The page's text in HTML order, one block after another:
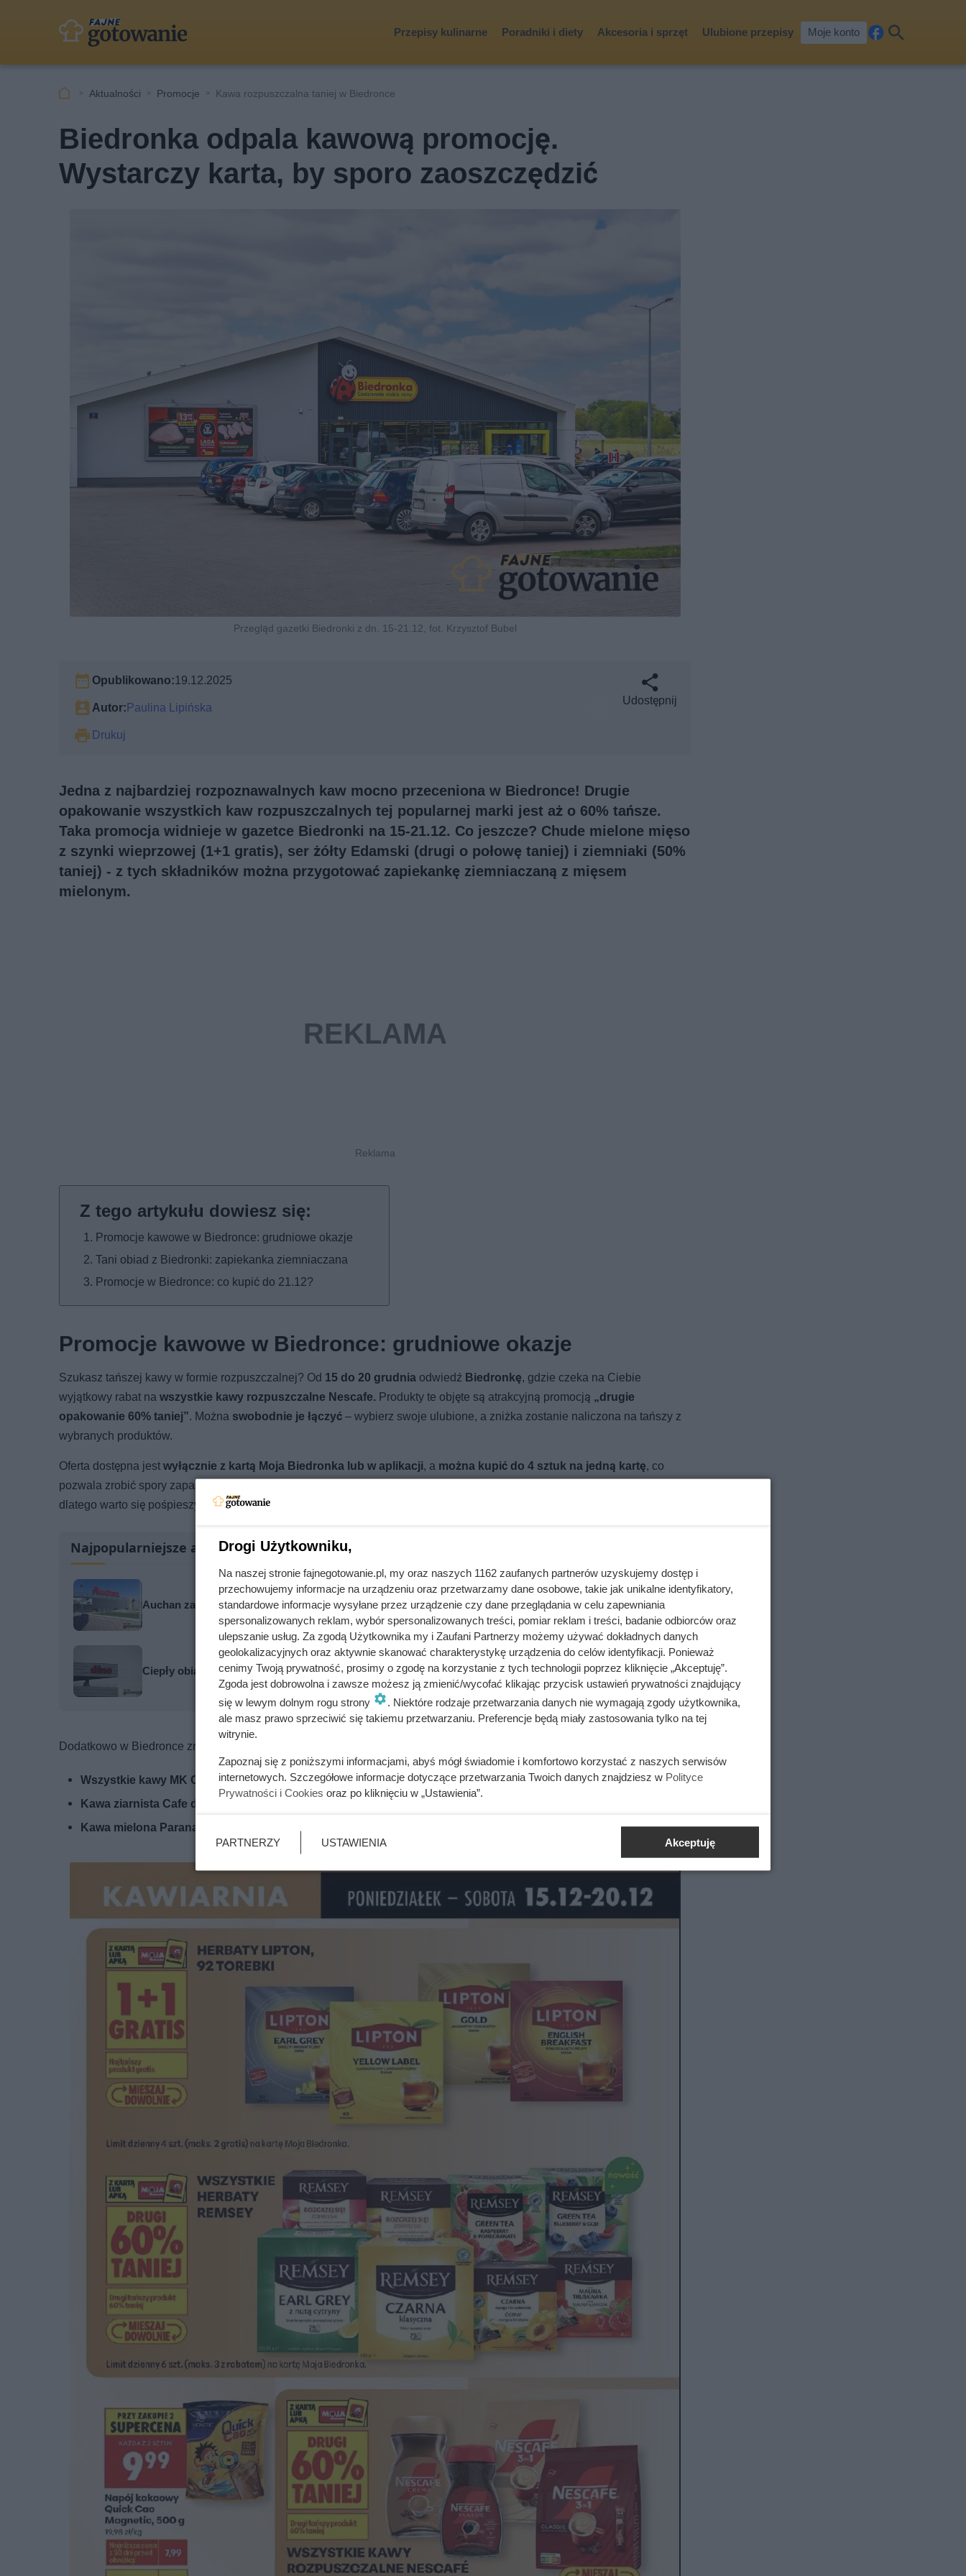
Przepisy kulinarne Poradniki i diety Akcesoria i sprzęt Ulubione przepisy Moje konto
cebkaj
Aktualności Promocje Kawa rozpuszczalna taniej w Biedronce
Biedronka odpala kawową promocję.
Wystarczy karta, by sporo zaoszczędzić
Przegląd gazetki Biedronki z dn. 15-21.12, fot. Krzysztof Bubel
Opublikowano:19.12.2025
Autor:Paulina Lipińska
Drukuj
Udostępnij
Jedna z najbardziej rozpoznawalnych kaw mocno przeceniona w Biedronce! Drugie
opakowanie wszystkich kaw rozpuszczalnych tej popularnej marki jest aż o 60% tańsze.
Taka promocja widnieje w gazetce Biedronki na 15-21.12. Co jeszcze? Chude mielone mięso
z szynki wieprzowej (1+1 gratis), ser żółty Edamski (drugi o połowę taniej) i ziemniaki (50%
taniej) - z tych składników można przygotować zapiekankę ziemniaczaną z mięsem
mielonym.
Promocje kawowe w Biedronce: grudniowe okazje
Tani obiad z Biedronki: zapiekanka ziemniaczana
Promocje w Biedronce: co kupić do 21.12?
Promocje kawowe w Biedronce: grudniowe okazje
Szukasz tańszej kawy w formie rozpuszczalnej? Od 15 do 20 grudnia odwiedź Biedronkę, gdzie czeka na Ciebie
wyjątkowy rabat na wszystkie kawy rozpuszczalne Nescafe. Produkty te objęte są atrakcyjną promocją „drugie
opakowanie 60% taniej”. Można swobodnie je łączyć – wybierz swoje ulubione, a zniżka zostanie naliczona na tańszy z
wybranych produktów.
Oferta dostępna jest wyłącznie z kartą Moja Biedronka lub w aplikacji, a można kupić do 4 sztuk na jedną kartę, co
pozwala zrobić spory zapas ulubionej kawy w korzystnej cenie. To jedna z tych promocji, które szybko znikają z półek,
dlatego warto się pośpieszyć.
Najpopularniejsze artykuły
Auchan zaczyna wielką przecenę. Gotowe dania taniej, a rabaty dochodzą do 90%
Ciepły obiad za mniej niż 6 zł. Ta promocja w Dino potrwa tylko kilka dni
Dodatkowo w Biedronce znajdziesz inne zniżki:
Wszystkie kawy MK Cafe – identyczna oferta:drugie opakowanie 60% taniej
Kawa ziarnista Cafe d’or Oro 1 kg
20 zł taniej
Kawa mielona Parana Cafe d’or 500 g
21,99 zł
Drogi Użytkowniku,
Na naszej stronie fajnegotowanie.pl, my oraz naszych 1162 zaufanych partnerów uzyskujemy dostęp i
przechowujemy informacje na urządzeniu oraz przetwarzamy dane osobowe, takie jak unikalne identyfikatory,
standardowe informacje wysyłane przez urządzenie czy dane przeglądania w celu zapewniania
spersonalizowanych reklam, wybór spersonalizowanych treści, pomiar reklam i treści, badanie odbiorców oraz
ulepszanie usług. Za zgodą Użytkownika my i Zaufani Partnerzy możemy używać dokładnych danych
geolokalizacyjnych oraz aktywnie skanować charakterystykę urządzenia do celów identyfikacji. Ponieważ
cenimy Twoją prywatność, prosimy o zgodę na korzystanie z tych technologii poprzez kliknięcie „Akceptuję”.
Zgoda jest dobrowolna i zawsze możesz ją zmienić/wycofać klikając przycisk ustawień prywatności znajdujący
się w lewym dolnym rogu strony
. Niektóre rodzaje przetwarzania danych nie wymagają zgody użytkownika,
ale masz prawo sprzeciwić się takiemu przetwarzaniu. Preferencje będą miały zastosowania tylko na tej
witrynie.
Zapoznaj się z poniższymi informacjami, abyś mógł świadomie i komfortowo korzystać z naszych serwisów
internetowych. Szczegółowe informacje dotyczące przetwarzania Twoich danych znajdziesz w Polityce
Prywatności i Cookies oraz po kliknięciu w „Ustawienia”.
PARTNERZY USTAWIENIA Akceptuję